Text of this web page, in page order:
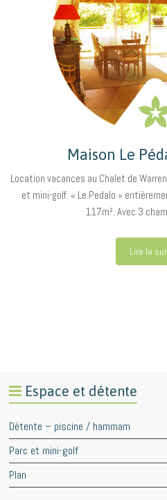
Maison Le
Location vacances au Chalet de
et mini-golf. « Le Pedalo »
117m². Avec 3
Lire la
Espace et détente
Détente – piscine / hammam
Parc et mini-golf
Plan